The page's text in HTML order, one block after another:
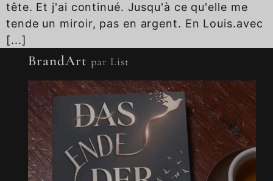
tête. Et j'ai continué. Jusqu'à ce qu'elle me
tende un miroir, pas en argent. En Louis.avec
[...]
BrandArt par List